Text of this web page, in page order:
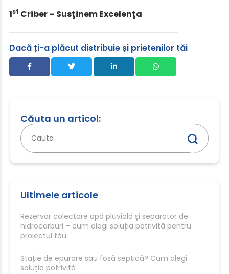
Căuta un articol:
Caută
după:
Ultimele articole
Rezervor colectare apă pluvială și separator de
hidrocarburi – cum alegi soluția potrivită pentru
proiectul tău
Stație de epurare sau fosă septică? Cum alegi
soluția potrivită
1st Criber – Susţinem Excelenţa
Dacă ți-a plăcut distribuie și prietenilor tăi